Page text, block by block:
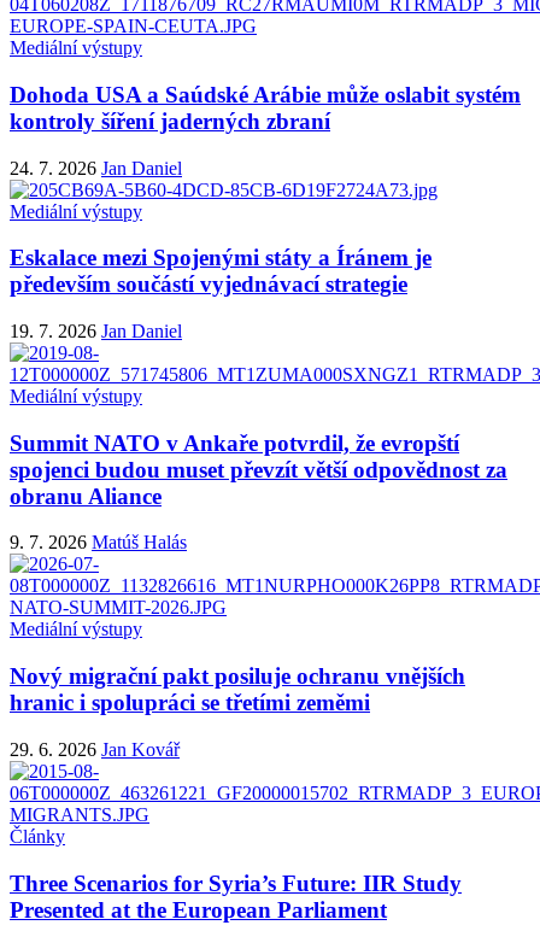
Mediální výstupy
Dohoda USA a Saúdské Arábie může oslabit systém
kontroly šíření jaderných zbraní
24. 7. 2026 Jan Daniel
Mediální výstupy
Eskalace mezi Spojenými státy a Íránem je
především součástí vyjednávací strategie
19. 7. 2026 Jan Daniel
Mediální výstupy
Summit NATO v Ankaře potvrdil, že evropští
spojenci budou muset převzít větší odpovědnost za
obranu Aliance
9. 7. 2026 Matúš Halás
Mediální výstupy
Nový migrační pakt posiluje ochranu vnějších
hranic i spolupráci se třetími zeměmi
29. 6. 2026 Jan Kovář
Články
Three Scenarios for Syria’s Future: IIR Study
Presented at the European Parliament